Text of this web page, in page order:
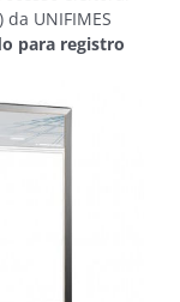
UNIFIMES
para registro
2024, das 09h